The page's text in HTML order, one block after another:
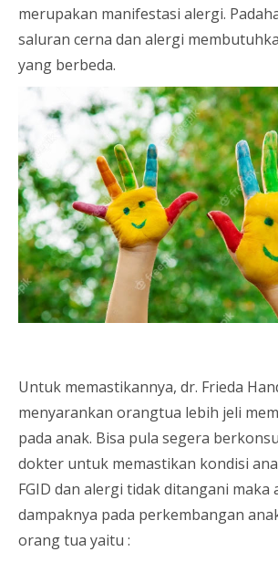
merupakan manifestasi alergi.
saluran cerna dan alergi
yang berbeda.
Untuk memastikannya, dr. Frieda
menyarankan orangtua lebih jeli
pada anak. Bisa pula segera
dokter untuk memastikan kondisi
FGID dan alergi tidak ditangani maka
dampaknya pada perkembangan
orang tua yaitu :